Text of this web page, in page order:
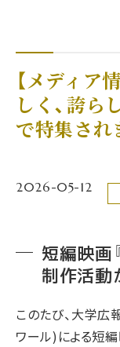
【メディア
しく、誇ら
で特集され
2026-05-12
短編映画
制作活動
このたび、大学広
ワール)による短